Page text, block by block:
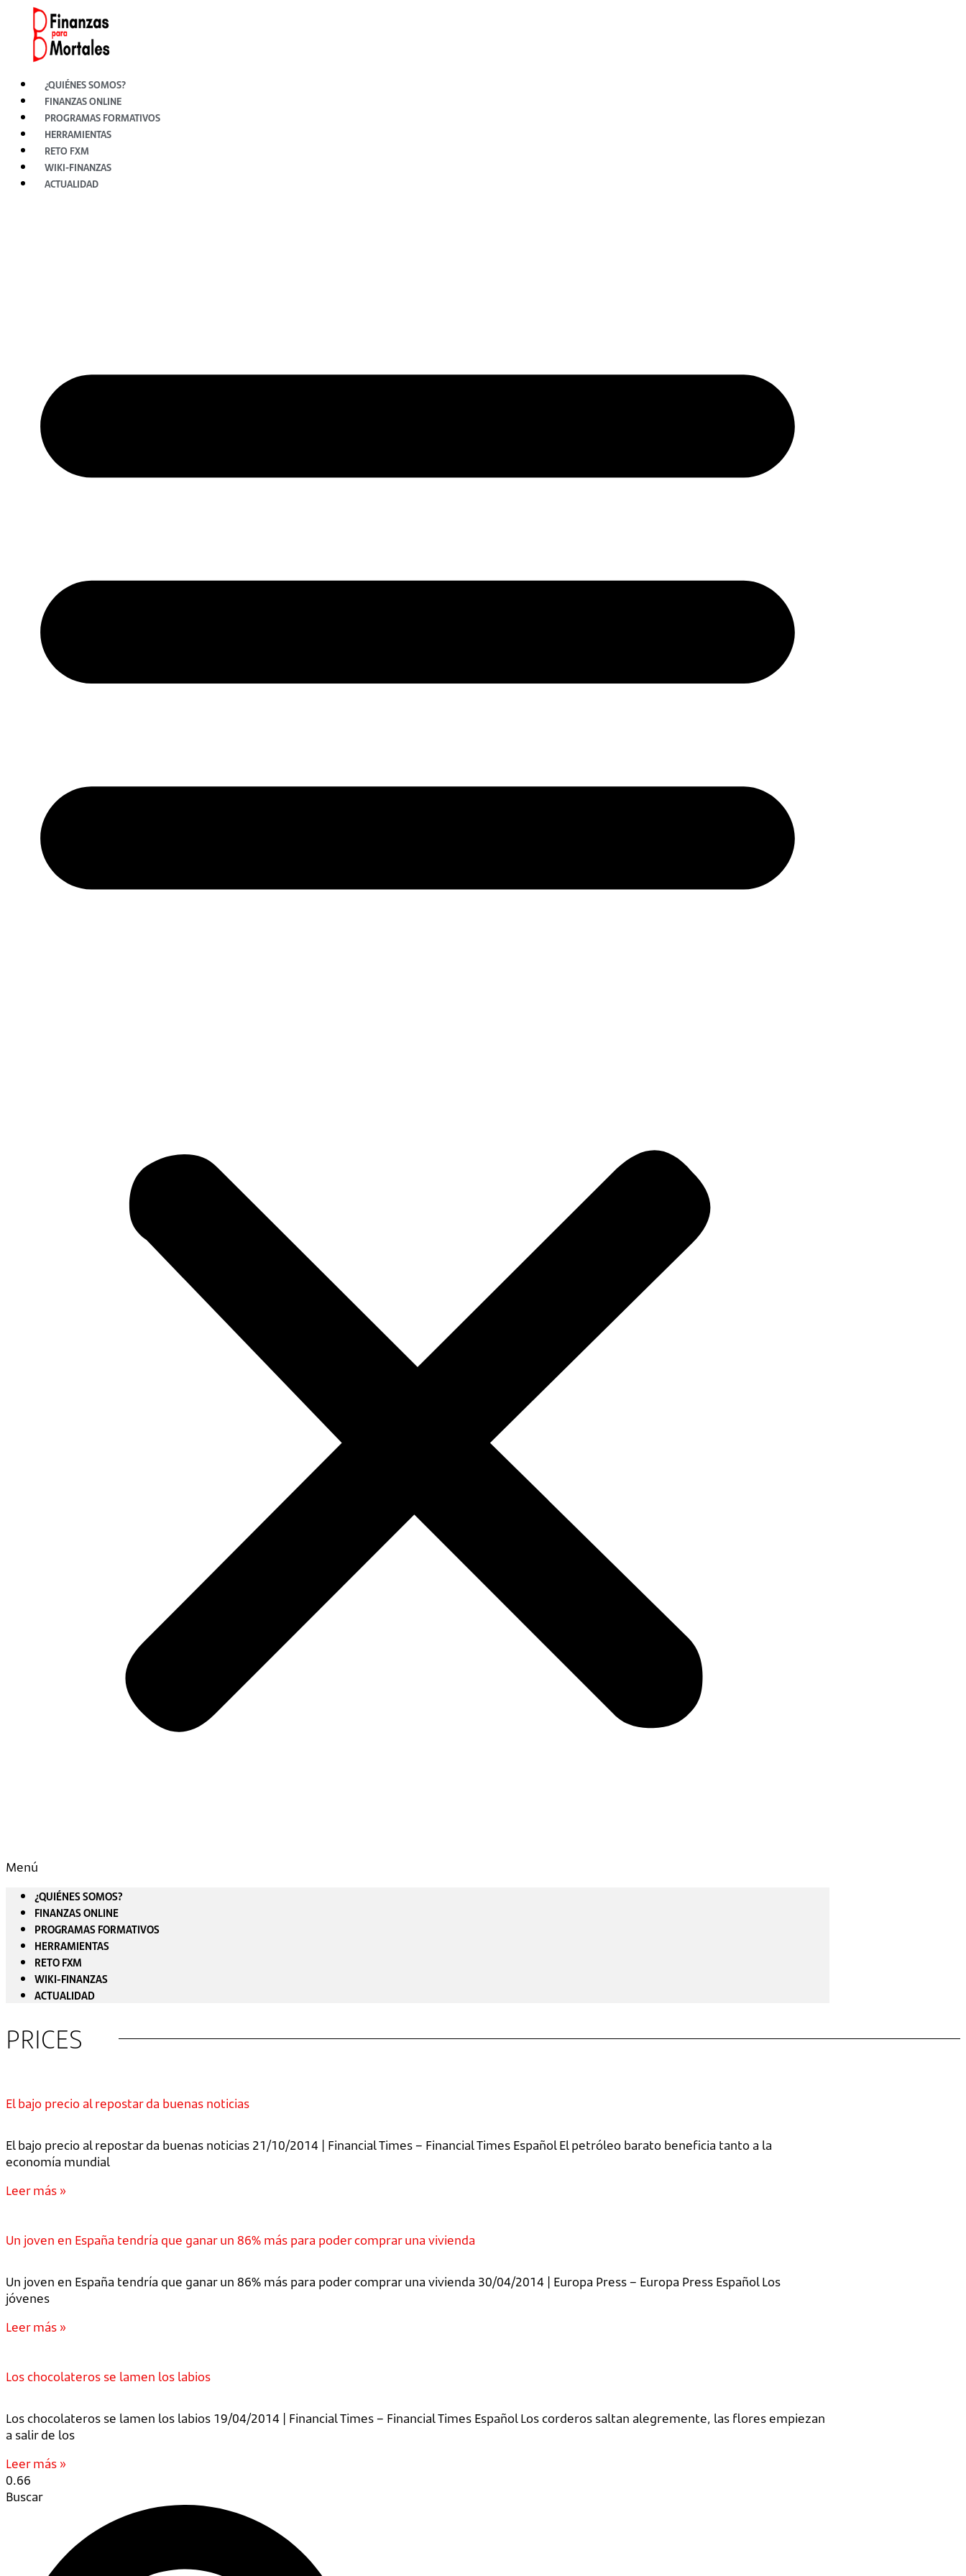
contenido
¿QUIÉNES SOMOS?
FINANZAS ONLINE
PROGRAMAS FORMATIVOS
HERRAMIENTAS
RETO FXM
WIKI-FINANZAS
ACTUALIDAD
Menú
¿QUIÉNES SOMOS?
FINANZAS ONLINE
PROGRAMAS FORMATIVOS
HERRAMIENTAS
RETO FXM
WIKI-FINANZAS
ACTUALIDAD
PRICES
El bajo precio al repostar da buenas noticias
El bajo precio al repostar da buenas noticias 21/10/2014 | Financial Times – Financial Times Español El petróleo barato beneficia tanto a la
economía mundial
Leer más »
Un joven en España tendría que ganar un 86% más para poder comprar una vivienda
Un joven en España tendría que ganar un 86% más para poder comprar una vivienda 30/04/2014 | Europa Press – Europa Press Español Los
jóvenes
Leer más »
Los chocolateros se lamen los labios
Los chocolateros se lamen los labios 19/04/2014 | Financial Times – Financial Times Español Los corderos saltan alegremente, las flores empiezan
a salir de los
Leer más »
Buscar